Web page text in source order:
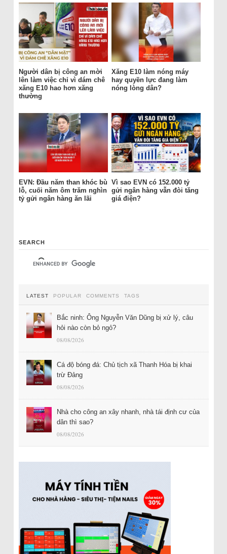
Người dân bị công an mời
lên làm việc chỉ vì dám chê
xăng E10 hao hơn xăng
thường
Xăng E10 làm nóng máy
hay quyền lực đang làm
nóng lòng dân?
EVN: Đầu năm than khóc bù
lỗ, cuối năm ôm trăm nghìn
tỷ gửi ngân hàng ăn lãi
Vì sao EVN có 152.000 tỷ
gửi ngân hàng vẫn đòi tăng
giá điện?
SEARCH
LATEST POPULAR COMMENTS TAGS
Bắc ninh: Ông Nguyễn Văn Dũng bị xử lý, câu
hỏi nào còn bỏ ngỏ?
08/08/2026
Cá độ bóng đá: Chủ tịch xã Thanh Hóa bị khai
trừ Đảng
08/08/2026
Nhà cho công an xây nhanh, nhà tái định cư của
dân thì sao?
08/08/2026